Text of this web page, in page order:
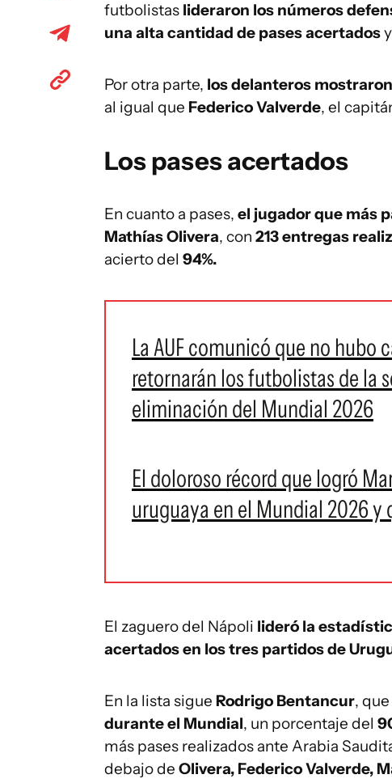
futbolistas lideraron los números
una alta cantidad de pases acertados
Por otra parte, los delanteros
al igual que Federico Valverde, el
Los pases acertados
En cuanto a pases, el jugador que más
Mathías Olivera, con 213 entregas
acierto del 94%.
La AUF comunicó que no hubo
retornarán los futbolistas de la
eliminación del Mundial 2026
El doloroso récord que logró
uruguaya en el Mundial 2026 y
El zaguero del Nápoli lideró la
acertados en los tres partidos de
En la lista sigue Rodrigo Bentancur, que
durante el Mundial, un porcentaje del
más pases realizados ante Arabia
debajo de Olivera, Federico Valverde,